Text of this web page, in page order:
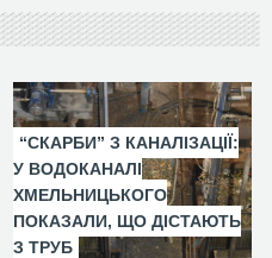
“СКАРБИ” З КАНАЛІЗАЦІЇ:
У ВОДОКАНАЛІ
ХМЕЛЬНИЦЬКОГО
ПОКАЗАЛИ, ЩО ДІСТАЮТЬ
З ТРУБ